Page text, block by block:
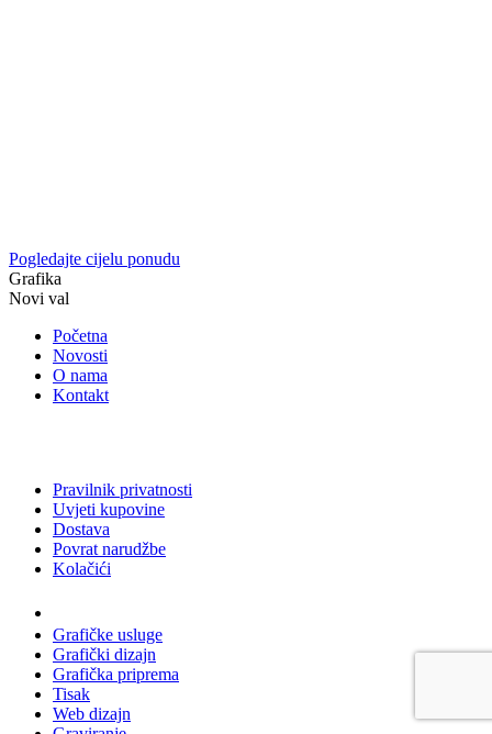
Pogledajte cijelu ponudu
Grafika
Novi val
Početna
Novosti
O nama
Kontakt
Pravilnik privatnosti
Uvjeti kupovine
Dostava
Povrat narudžbe
Kolačići
Grafičke usluge
Grafički dizajn
Grafička priprema
Tisak
Web dizajn